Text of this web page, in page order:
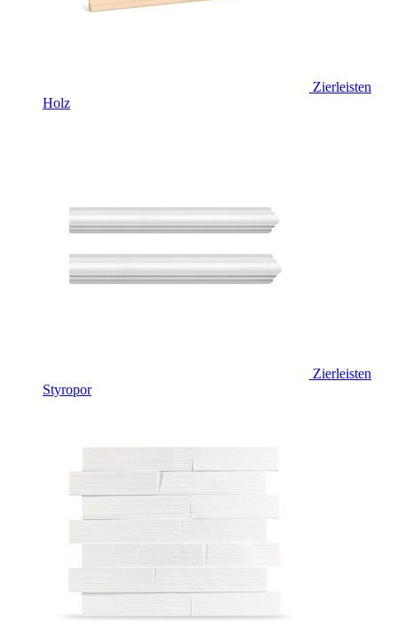
Zierleisten
Holz
Zierleisten
Styropor